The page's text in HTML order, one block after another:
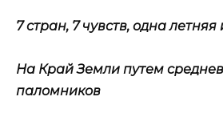
7 стран, 7 чувств, одна летняя
На Край Земли путем
паломников